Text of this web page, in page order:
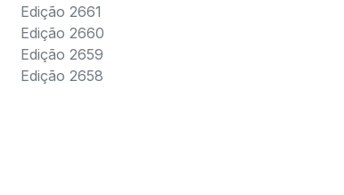
Edição 2661
Edição 2660
Edição 2659
Edição 2658